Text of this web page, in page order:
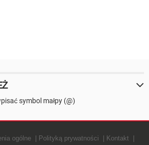
symbol małpy (@)
ogólne Polityką prywatności Kontakt